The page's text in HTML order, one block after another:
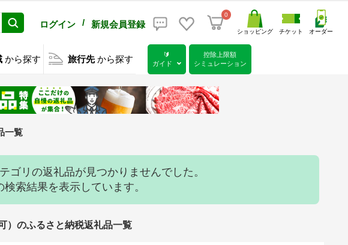
ログイン / 新規会員登録
0
ショッピング チケット オーダー
から探す 旅行先 から探す
🔰
ガイド
控除上限額
シミュレーション
一覧
ゴリの返礼品が見つかりませんでした。
検索結果を表示しています。
）のふるさと納税返礼品一覧